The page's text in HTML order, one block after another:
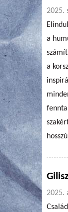
2025.
a
a
2025.